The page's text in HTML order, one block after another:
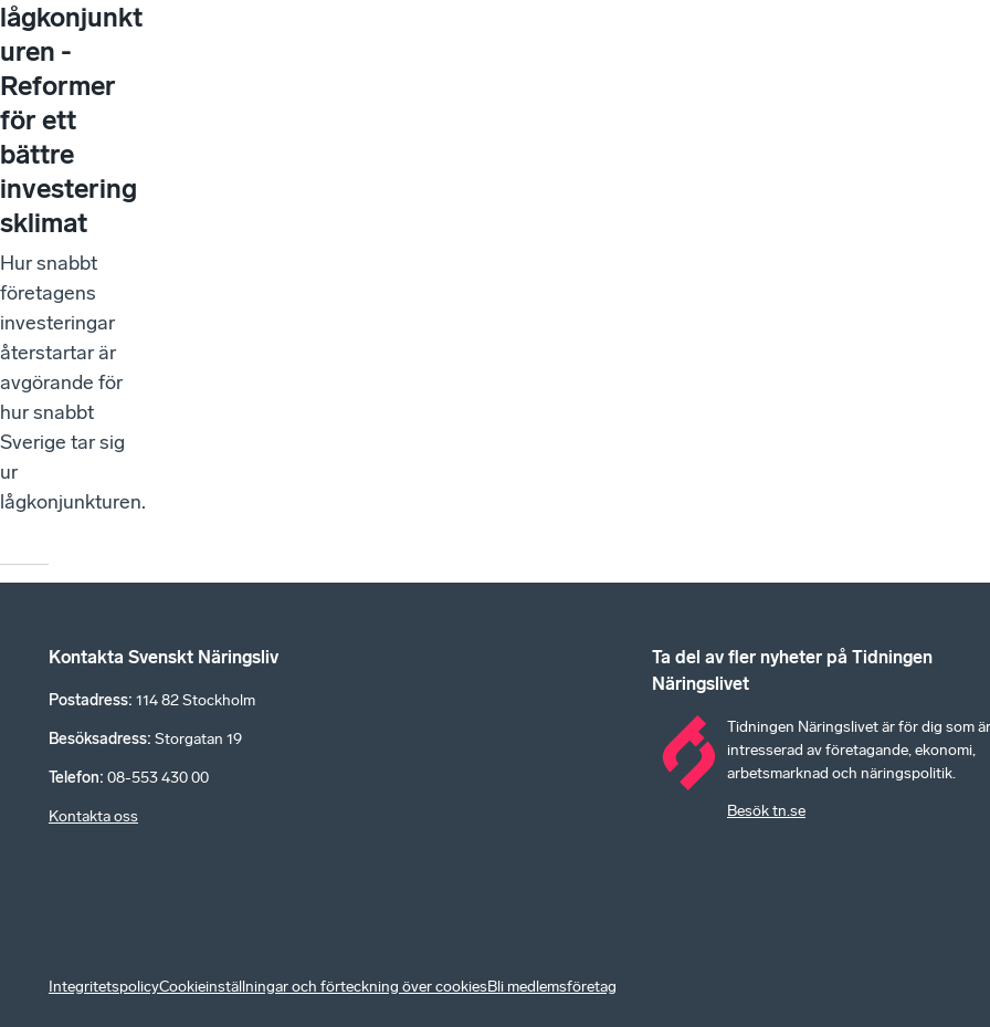
lågkonjunkt
uren -
Reformer
för ett
bättre
investering
sklimat
Hur snabbt
företagens
investeringar
återstartar är
avgörande för
hur snabbt
Sverige tar sig
ur
lågkonjunkturen.
Kontakta Svenskt Näringsliv
Postadress: 114 82 Stockholm
Besöksadress: Storgatan 19
Telefon: 08-553 430 00
Kontakta oss
Ta del av fler nyheter på Tidningen
Näringslivet
Tidningen Näringslivet är för dig som är
intresserad av företagande, ekonomi,
arbetsmarknad och näringspolitik.
Besök tn.se
IntegritetspolicyCookieinställningar och förteckning över cookiesBli medlemsföretag